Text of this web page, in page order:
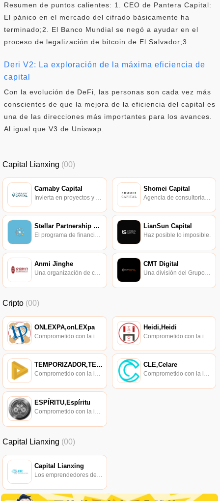
Resumen de puntos calientes: 1. CEO de Pantera Capital:
El pánico en el mercado del cifrado básicamente ha
terminado;2. El Banco Mundial se negó a ayudar en el
proceso de legalización de bitcoin de El Salvador;3.
Deri V2: La exploración de la máxima eficiencia de
capital
Con la evolución de DeFi, las personas son cada vez más
conscientes de que la mejora de la eficiencia del capital es
una de las direcciones más importantes para los avances.
Al igual que V3 de Uniswap.
Capital Lianxing (00)
Carnaby Capital Shomei Capital
Stellar Partnership Grant Program
El programa de financiación de socios de Stellar Development Foundation.
LianSun Capital
Haz posible lo imposible.
Anmi Jinghe
Una organización de cooperación de capital de riesgo que se enfoca en empresas relacionadas con la tecnología blockchain.
CMT Digital
Una división del Grupo CMT.
Cripto (00)
ONLEXPA,onLEXpa Heidi,Heidi
TEMPORIZADOR,TEMPORIZADOR
Comprometido con la investigación de políticas en los campos de las nuevas finanzas, las finanzas internacionales y los mercados financieros.
CLE,Celare
Comprometido con la investigación de políticas en los campos de las nuevas finanzas, las finanzas internacionales y los mercados financieros.
ESPÍRITU,Espíritu
Comprometido con la investigación de políticas en los campos de las nuevas finanzas, las finanzas internacionales y los mercados financieros.
Capital Lianxing (00)
Capital Lianxing